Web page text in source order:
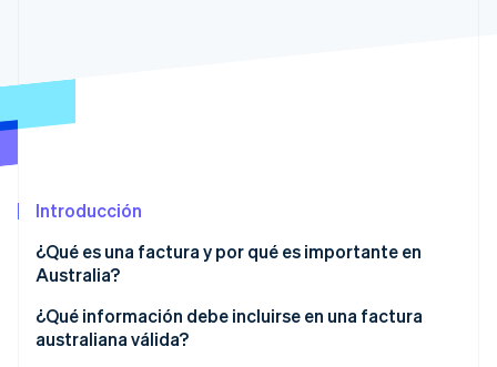
Atlas
Verificación de identidad en línea
Sesiones de Stripe 2026
Introducción
¿Qué es una factura y por qué es importante en
Australia?
Mantienen estable el flujo de caja
¿Qué información debe incluirse en una factura
australiana válida?